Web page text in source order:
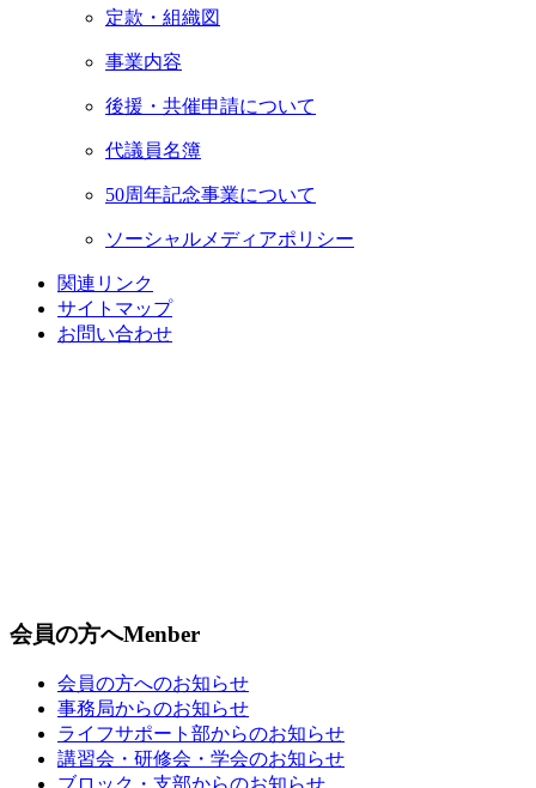
定款・組織図
事業内容
後援・共催申請について
代議員名簿
50周年記念事業について
ソーシャルメディアポリシー
関連リンク
サイトマップ
お問い合わせ
会員の方へMenber
会員の方へのお知らせ
事務局からのお知らせ
ライフサポート部からのお知らせ
講習会・研修会・学会のお知らせ